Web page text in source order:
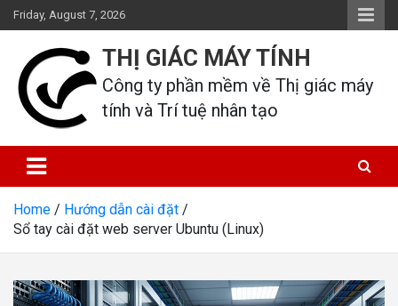
Skip
to
content
Friday, August 7, 2026
THỊ GIÁC MÁY TÍNH
Công ty phần mềm về Thị giác máy
tính và Trí tuệ nhân tạo
Home
Hướng dẫn cài đặt
Sổ tay cài đặt web server Ubuntu (Linux)